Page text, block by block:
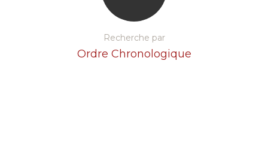
Recherche par
Ordre Chronologique